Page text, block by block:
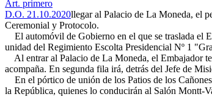
Art. primero
D.O. 21.10.2020llegar al Palacio de La Moneda, el
Ceremonial y Protocolo.
El automóvil de Gobierno en el que se traslada el
unidad del Regimiento Escolta Presidencial Nº 1
Al entrar al Palacio de La Moneda, el Embajador
acompaña. En segunda fila irá, detrás del Jefe de
En el pórtico de unión de los Patios de los
la República, quienes lo conducirán al Salón Montt-